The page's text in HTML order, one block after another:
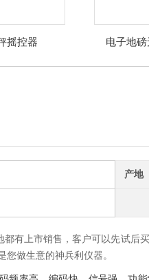
摇控器 电子地
产地
都有上市销售，客户可以先试后
做生意的神兵利仪器。